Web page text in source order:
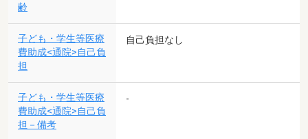
齢
子ども・学生等医療
費助成<通院>自己負
担
自己負担なし
子ども・学生等医療
費助成<通院>自己負
担－備考
-